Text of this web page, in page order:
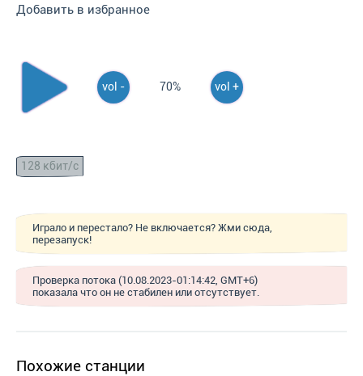
Добавить в избранное
vol - 70% vol +
128 кбит/с
Играло и перестало? Не включается? Жми сюда,
перезапуск!
Проверка потока (10.08.2023-01:14:42, GMT+6)
показала что он не стабилен или отсутствует.
Похожие станции